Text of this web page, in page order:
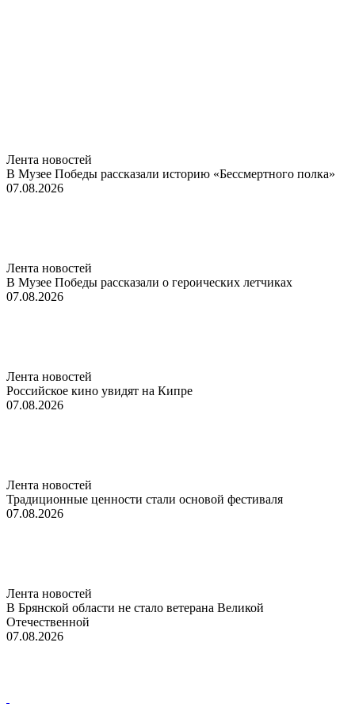
Лента новостей
В Музее Победы рассказали историю «Бессмертного полка»
07.08.2026
Лента новостей
В Музее Победы рассказали о героических летчиках
07.08.2026
Лента новостей
Российское кино увидят на Кипре
07.08.2026
Лента новостей
Традиционные ценности стали основой фестиваля
07.08.2026
Лента новостей
В Брянской области не стало ветерана Великой
Отечественной
07.08.2026